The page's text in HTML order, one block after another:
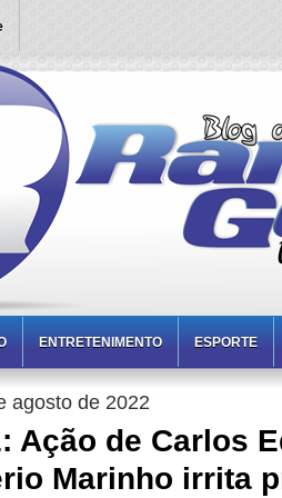
ENTRETENIMENTO ESPORTE
agosto de 2022
Ação de Carlos
Marinho irrita